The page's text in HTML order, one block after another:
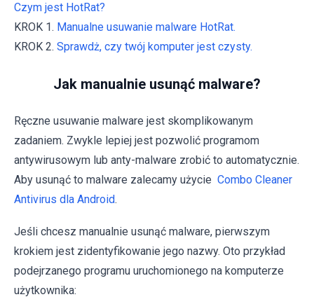
Czym jest HotRat?
KROK 1. Manualne usuwanie malware HotRat.
KROK 2. Sprawdż, czy twój komputer jest czysty.
Jak manualnie usunąć malware?
Ręczne usuwanie malware jest skomplikowanym
zadaniem. Zwykle lepiej jest pozwolić programom
antywirusowym lub anty-malware zrobić to automatycznie.
Aby usunąć to malware zalecamy użycie Combo Cleaner
Antivirus dla Android.
Jeśli chcesz manualnie usunąć malware, pierwszym
krokiem jest zidentyfikowanie jego nazwy. Oto przykład
podejrzanego programu uruchomionego na komputerze
użytkownika: